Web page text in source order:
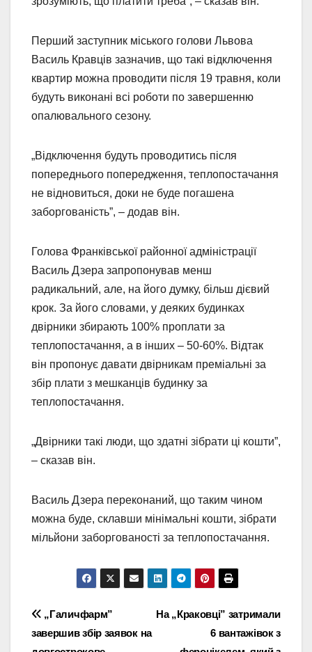
Перший заступник міського голови Львова
Василь Кравців зазначив, що такі відключення
квартир можна проводити після 19 травня, коли
будуть виконані всі роботи по завершенню
опалювального сезону.
„Відключення будуть проводитись після
попереднього попередження, теплопостачання
не відновиться, доки не буде погашена
заборгованість”, – додав він.
Голова Франківської районної адміністрації
Василь Дзера запропонував менш
радикальний, але, на його думку, більш дієвий
крок. За його словами, у деяких будинках
двірники збирають 100% проплати за
теплопостачання, а в інших – 50-60%. Відтак
він пропонує давати двірникам преміальні за
збір плати з мешканців будинку за
теплопостачання.
„Двірники такі люди, що здатні зібрати ці кошти”,
– сказав він.
Василь Дзера переконаний, що таким чином
можна буде, склавши мінімальні кошти, зібрати
мільйони заборгованості за теплопостачання.
Навігація
На „Краковці” затримали
6 вантажівок з
„Галичфарм”
завершив збір заявок на